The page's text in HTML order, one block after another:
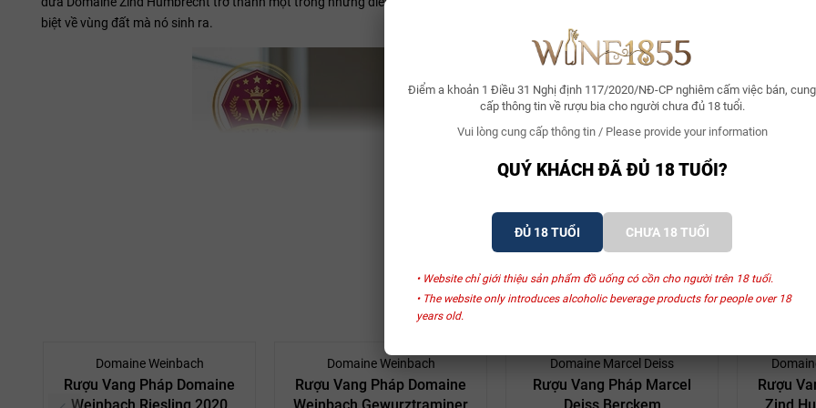
Điểm a khoản 1 Điều 31 Nghị định 117/2020/NĐ-CP nghiêm cấm việc bán, cung
cấp thông tin về rượu bia cho người chưa đủ 18 tuổi.
Vui lòng cung cấp thông tin / Please provide your information
QUÝ KHÁCH ĐÃ ĐỦ 18 TUỔI?
ĐỦ 18 TUỔI CHƯA 18 TUỔI
• Website chỉ giới thiệu sản phẩm đồ uống có cồn cho người trên 18 tuổi.
• The website only introduces alcoholic beverage products for people over 18
years old.
biệt về vùng đất mà nó sinh ra.
SẢN PHẨM LIÊN QUAN
Domaine Weinbach
Rượu Vang Pháp Domaine
Weinbach Riesling 2020
Domaine Weinbach
Rượu Vang Pháp Domaine
Weinbach Gewurztraminer
Domaine Marcel Deiss
Rượu Vang Pháp Marcel
Deiss Berckem
Rượu
Zind